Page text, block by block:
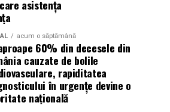
vizibilă” (#AlegSaFiuVizibila)
Este despre o decizie pe
femei a luat-o conștient: să nu
lor să rămână un secret bine
asistența
acum o săptămână
60% din decesele din
cauzate de bolile
rapiditatea
în urgențe devine o
națională